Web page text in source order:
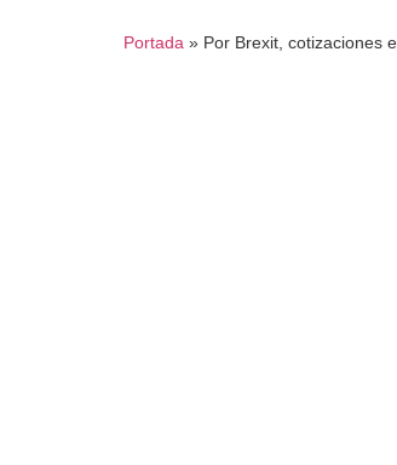
Portada » Por Brexit, cotizaciones